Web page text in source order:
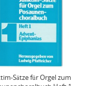
Sätze für Orgel zum